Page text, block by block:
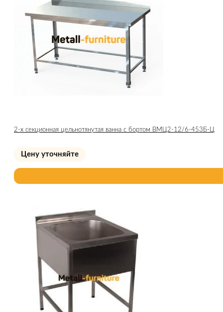
2-х секционная цельнотянутая ванна с бортом ВМЦ2-12/6-453Б-Ц
Цену уточняйте